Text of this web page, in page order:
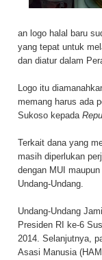
an logo halal baru
yang tepat untuk
dan diatur dalam
Logo itu
memang harus ada
Sukoso kepada
Terkait dana yang
masih diperlukan
dengan MUI
Undang-Undang.
Undang-Undang
Presiden RI ke-6
2014. Selanjutnya,
Asasi Manusia